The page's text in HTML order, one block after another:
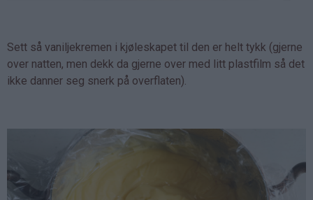
Sett så vaniljekremen i kjøleskapet til den er helt tykk (gjerne
over natten, men dekk da gjerne over med litt plastfilm så det
ikke danner seg snerk på overflaten).